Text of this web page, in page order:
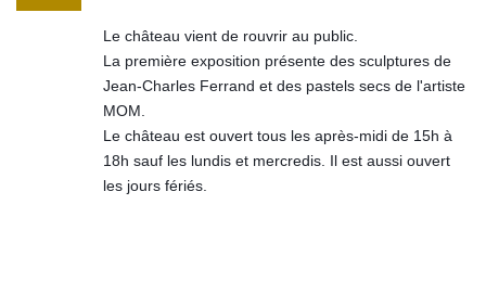
Le château vient de rouvrir au public.
La première exposition présente des sculptures de
Jean-Charles Ferrand et des pastels secs de l'artiste
MOM.
Le château est ouvert tous les après-midi de 15h à
18h sauf les lundis et mercredis. Il est aussi ouvert
les jours fériés.